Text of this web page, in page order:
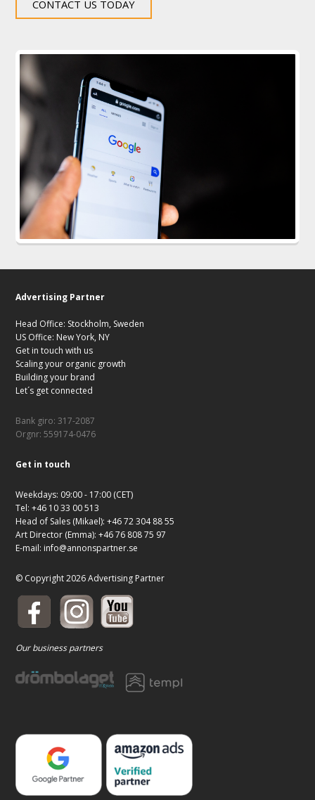
CONTACT US TODAY
Advertising Partner
Head Office: Stockholm, Sweden
US Office: New York, NY
Get in touch with us
Scaling your organic growth
Building your brand
Let´s get connected
Bank giro: 317-2087
Orgnr: 559174-0476
Get in touch
Weekdays: 09:00 - 17:00 (CET)
Tel: +46 10 33 00 513
Head of Sales (Mikael): +46 72 304 88 55
Art Director (Emma): +46 76 808 75 97
E-mail: info@annonspartner.se
© Copyright 2026 Advertising Partner
Our business partners